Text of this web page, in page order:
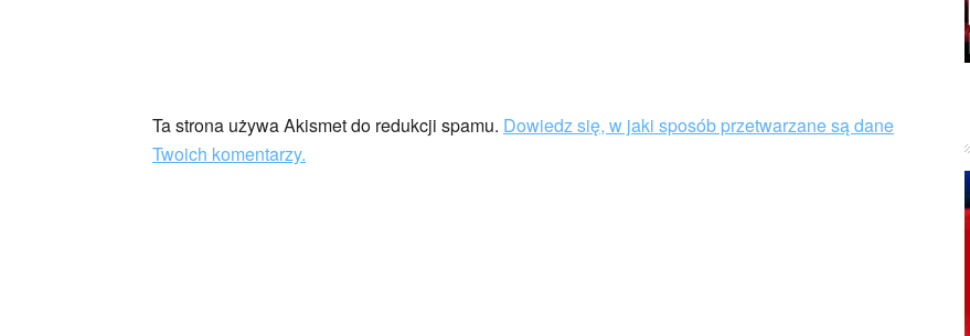
Ta strona używa Akismet do redukcji spamu. Dowiedz się, w jaki sposób przetwarzane są dane
Twoich komentarzy.